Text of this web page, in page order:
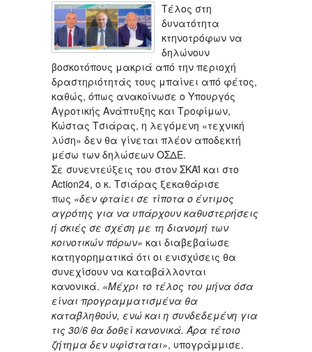
Τέλος στη
δυνατότητα
κτηνοτρόφων να
δηλώνουν
βοσκοτόπους μακριά από την περιοχή
δραστηριότητάς τους μπαίνει από φέτος,
καθώς, όπως ανακοίνωσε ο Υπουργός
Αγροτικής Ανάπτυξης και Τροφίμων,
Κώστας Τσιάρας, η λεγόμενη «τεχνική
λύση» δεν θα γίνεται πλέον αποδεκτή
μέσω των δηλώσεων ΟΣΔΕ.
Σε συνεντεύξεις του στον ΣΚΑΪ και στο
Action24, ο κ. Τσιάρας ξεκαθάρισε
πως «δεν φταίει σε τίποτα ο έντιμος
αγρότης για να υπάρχουν καθυστερήσεις
ή σκιές σε σχέση με τη διανομή των
κοινοτικών πόρων» και διαβεβαίωσε
κατηγορηματικά ότι οι ενισχύσεις θα
συνεχίσουν να καταβάλλονται
κανονικά. «Μέχρι το τέλος του μήνα όσα
είναι προγραμματισμένα θα
καταβληθούν, ενώ και η συνδεδεμένη για
τις 30/6 θα δοθεί κανονικά. Άρα τέτοιο
ζήτημα δεν υφίσταται», υπογράμμισε.